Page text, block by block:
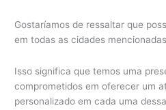
Gostaríamos de ressaltar que
em todas as cidades
Isso significa que temos uma
comprometidos em oferecer um
personalizado em cada uma